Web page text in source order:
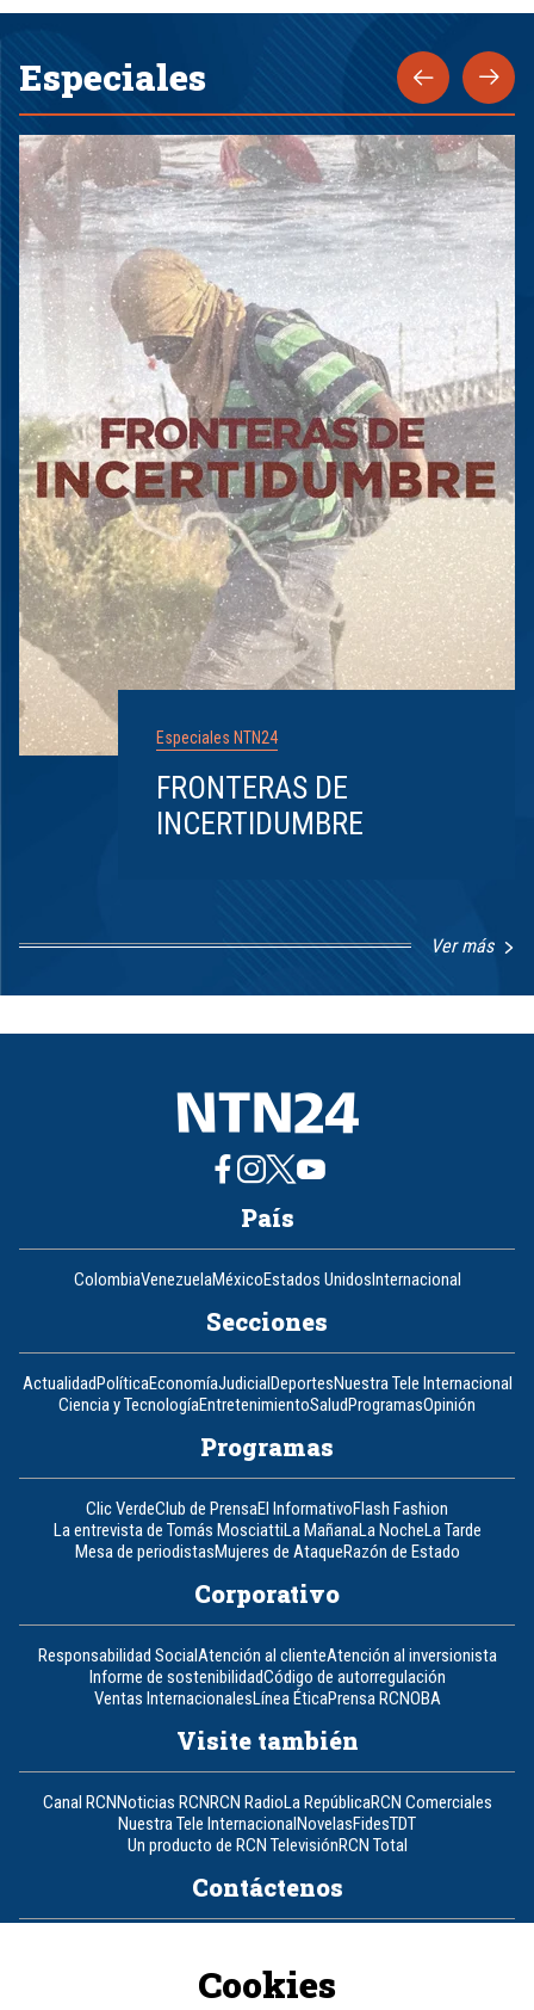
Especiales
Especiales NTN24
FRONTERAS DE
INCERTIDUMBRE
Ver más
8
País
ColombiaVenezuelaMéxicoEstados UnidosInternacional
Secciones
ActualidadPolíticaEconomíaJudicialDeportesNuestra Tele Internacional
Ciencia y TecnologíaEntretenimientoSaludProgramasOpinión
Programas
Clic VerdeClub de PrensaEl InformativoFlash Fashion
La entrevista de Tomás MosciattiLa MañanaLa NocheLa Tarde
Mesa de periodistasMujeres de AtaqueRazón de Estado
Corporativo
Responsabilidad SocialAtención al clienteAtención al inversionista
Informe de sostenibilidadCódigo de autorregulación
Ventas InternacionalesLínea ÉticaPrensa RCNOBA
Visite también
Canal RCNNoticias RCNRCN RadioLa RepúblicaRCN Comerciales
Nuestra Tele InternacionalNovelasFidesTDT
Un producto de RCN TelevisiónRCN Total
Contáctenos
Cookies